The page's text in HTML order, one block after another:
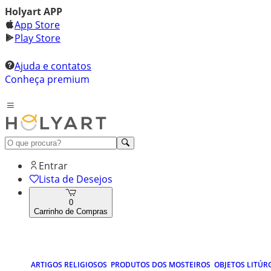
Holyart APP
App Store
Play Store
Ajuda e contatos
Conheça premium
Entrar
Lista de Desejos
0
Carrinho de Compras
ARTIGOS RELIGIOSOS PRODUTOS DOS MOSTEIROS OBJETOS